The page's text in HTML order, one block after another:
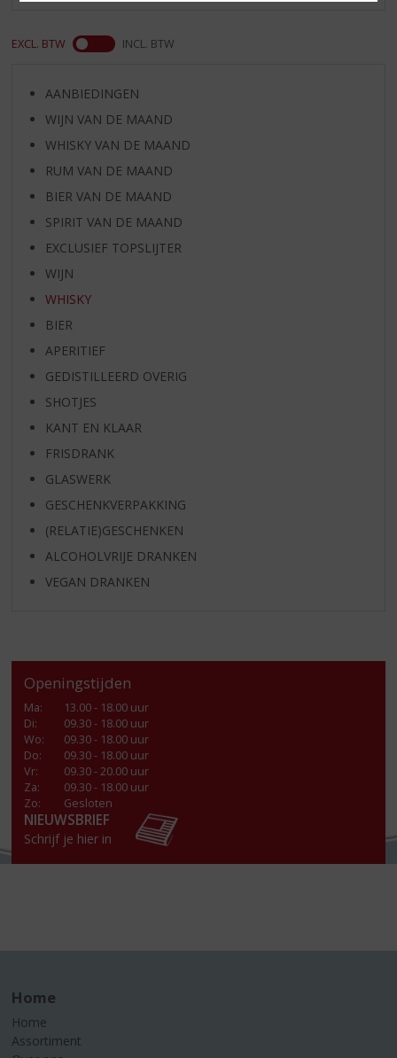
EXCL. BTW INCL. BTW
AANBIEDINGEN
WIJN VAN DE MAAND
WHISKY VAN DE MAAND
RUM VAN DE MAAND
BIER VAN DE MAAND
SPIRIT VAN DE MAAND
EXCLUSIEF TOPSLIJTER
WIJN
WHISKY
BIER
APERITIEF
GEDISTILLEERD OVERIG
SHOTJES
KANT EN KLAAR
FRISDRANK
GLASWERK
GESCHENKVERPAKKING
(RELATIE)GESCHENKEN
ALCOHOLVRIJE DRANKEN
VEGAN DRANKEN
Openingstijden
Ma:
13.00 - 18.00 uur
Di:
09.30 - 18.00 uur
Wo:
09.30 - 18.00 uur
Do:
09.30 - 18.00 uur
Vr:
09.30 - 20.00 uur
Za:
09.30 - 18.00 uur
Zo:
Gesloten
NIEUWSBRIEF
Schrijf je hier in
Home
Home
Assortiment